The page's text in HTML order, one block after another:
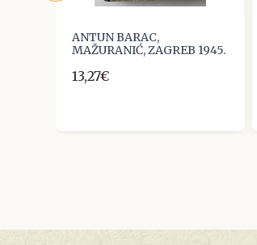
ANTUN BARAC,
MAŽURANIĆ, ZAGREB 1945.
13,27€